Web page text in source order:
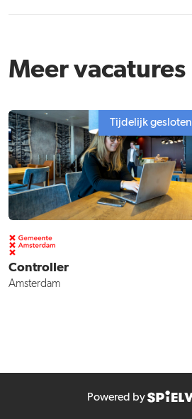
Meer vacatures
Tijdelijk gesloten
Controller
Amsterdam
Powered by